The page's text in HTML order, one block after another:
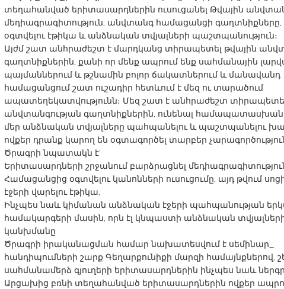
UNITED KINGDOM
Glasgow
UNITED STATES
Ann Arbor, MI
Austin, TX Baltimore, MD
Cass Clay
Chicago, IL Cleveland, OH
Gainesville, FL
Georgetown, MA Gloucester, MA
Key West, FL
Los Angeles, CA Miami, FL
Newburyport, MA
North Minneapolis, MN Oahu, HI
Philadelphia, PA
Pittsburgh, PA Portland, OR
Rockport, MA
San Antonio, TX San Francisco,
Seattle, WA
South Bend, IN St. Paul, MN
Westminster, MD
տեղահանված երիտասարդներին ուսուցանել Թվային
մեդիագրագիտություն, անվտանգ համացանցի գաղտնիքները,
օգտվելու էթիկա և անձնական տվյալների պաշտպանություն։
Այժմ շատ անհրաժեշտ է մարդկանց տիրապետել թվային
գաղտնիքներին, քանի որ մենք ապրում ենք սահմանային
պայմաններում և թշնամին բոլոր ճակատներում և մանավանդ
համացանցում շատ ուշադիր հետևում է մեզ ու տարածում
ապատեղեկատվությունն։ Մեզ շատ է անհրաժեշտ
անվտանգության գաղտնիքներին, ունենալ համապատասխան
մեր անձնական տվյալները պահպանելու և պաշտպանելու
ովքեր դրանք կարող են օգտագործել տարբեր
Ծրագրի նպատակն է'
Երիտասարդների շրջանում բարձրացնել
Համացանցից օգտվելու կանոնների ուսուցումը, այդ թվում
էջերի վարելու էթիկա,
Ինչպես նաև կիմանան անձնական էջերի պահպանության
համակարգերի մասին, որն էլ կնպաստի անձնական
կանխմանը
Ծրագրի իրականացման համար նախատեսվում է սեմինար_
հանդիպումների շարք Գեղարքունիքի մարզի համայնքներով,
սահմանամերձ գյուղերի երիտասարդներին ինչպես նաև
Արցախից բռնի տեղահանված երիտասարդներին ովքեր